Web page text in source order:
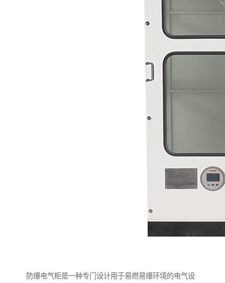
防爆电气柜是一种专门设计用于易燃易爆环境的电气设